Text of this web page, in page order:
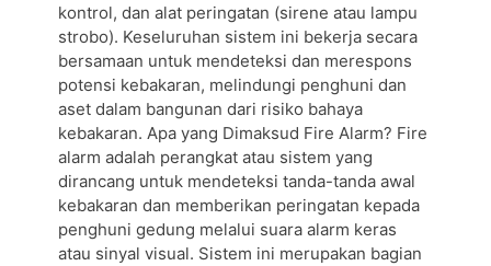
kontrol, dan alat peringatan (sirene atau lampu
strobo). Keseluruhan sistem ini bekerja secara
bersamaan untuk mendeteksi dan merespons
potensi kebakaran, melindungi penghuni dan
aset dalam bangunan dari risiko bahaya
kebakaran. Apa yang Dimaksud Fire Alarm? Fire
alarm adalah perangkat atau sistem yang
dirancang untuk mendeteksi tanda-tanda awal
kebakaran dan memberikan peringatan kepada
penghuni gedung melalui suara alarm keras
atau sinyal visual. Sistem ini merupakan bagian